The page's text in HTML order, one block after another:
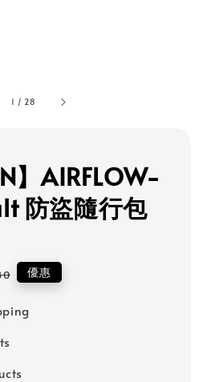
1 / 28
】AIRFLOW-
防盜隨行包
優惠